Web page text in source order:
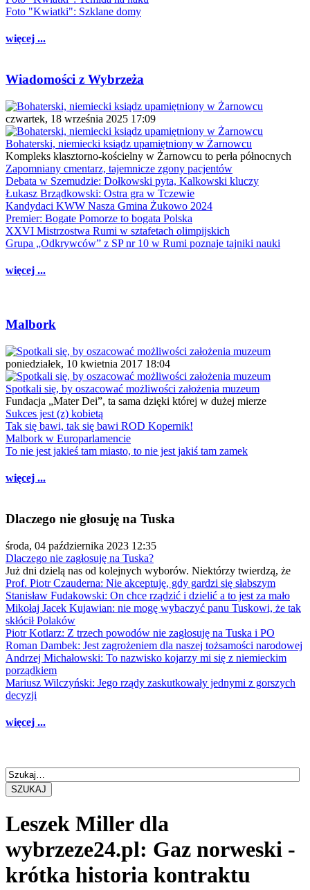
Foto "Kwiatki": Szklane domy
więcej ...
Wiadomości z Wybrzeża
czwartek, 18 września 2025 17:09
Bohaterski, niemiecki ksiądz upamiętniony w Żarnowcu
Kompleks klasztorno-kościelny w Żarnowcu to perła północnych
Zapomniany cmentarz, tajemnicze zgony pacjentów
Debata w Szemudzie: Dołkowski pyta, Kalkowski kluczy
Łukasz Brządkowski: Ostra gra w Tczewie
Kandydaci KWW Nasza Gmina Żukowo 2024
Premier: Bogate Pomorze to bogata Polska
XXVI Mistrzostwa Rumi w sztafetach olimpijskich
Grupa „Odkrywców” z SP nr 10 w Rumi poznaje tajniki nauki
więcej ...
Malbork
poniedziałek, 10 kwietnia 2017 18:04
Spotkali się, by oszacować możliwości założenia muzeum
Fundacja „Mater Dei”, ta sama dzięki której w dużej mierze
Sukces jest (z) kobietą
Tak się bawi, tak się bawi ROD Kopernik!
Malbork w Europarlamencie
To nie jest jakieś tam miasto, to nie jest jakiś tam zamek
więcej ...
Dlaczego nie głosuję na Tuska
środa, 04 października 2023 12:35
Dlaczego nie zagłosuję na Tuska?
Już dni dzielą nas od kolejnych wyborów. Niektórzy twierdzą, że
Prof. Piotr Czauderna: Nie akceptuję, gdy gardzi się słabszym
Stanisław Fudakowski: On chce rządzić i dzielić a to jest za mało
Mikołaj Jacek Kujawian: nie mogę wybaczyć panu Tuskowi, że tak
skłócił Polaków
Piotr Kotlarz: Z trzech powodów nie zagłosuję na Tuska i PO
Roman Dambek: Jest zagrożeniem dla naszej tożsamości narodowej
Andrzej Michałowski: To nazwisko kojarzy mi się z niemieckim
porządkiem
Mariusz Wilczyński: Jego rządy zaskutkowały jednymi z gorszych
decyzji
więcej ...
SZUKAJ
Leszek Miller dla
wybrzeze24.pl: Gaz norweski -
krótka historia kontraktu